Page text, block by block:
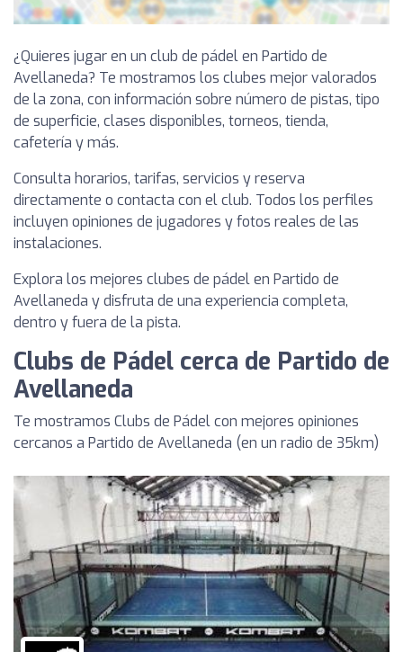
¿Quieres jugar en un club de pádel en Partido de
Avellaneda? Te mostramos los clubes mejor valorados
de la zona, con información sobre número de pistas, tipo
de superficie, clases disponibles, torneos, tienda,
cafetería y más.
Consulta horarios, tarifas, servicios y reserva
directamente o contacta con el club. Todos los perfiles
incluyen opiniones de jugadores y fotos reales de las
instalaciones.
Explora los mejores clubes de pádel en Partido de
Avellaneda y disfruta de una experiencia completa,
dentro y fuera de la pista.
Clubs de Pádel cerca de Partido de
Avellaneda
Te mostramos Clubs de Pádel con mejores opiniones
cercanos a Partido de Avellaneda (en un radio de 35km)